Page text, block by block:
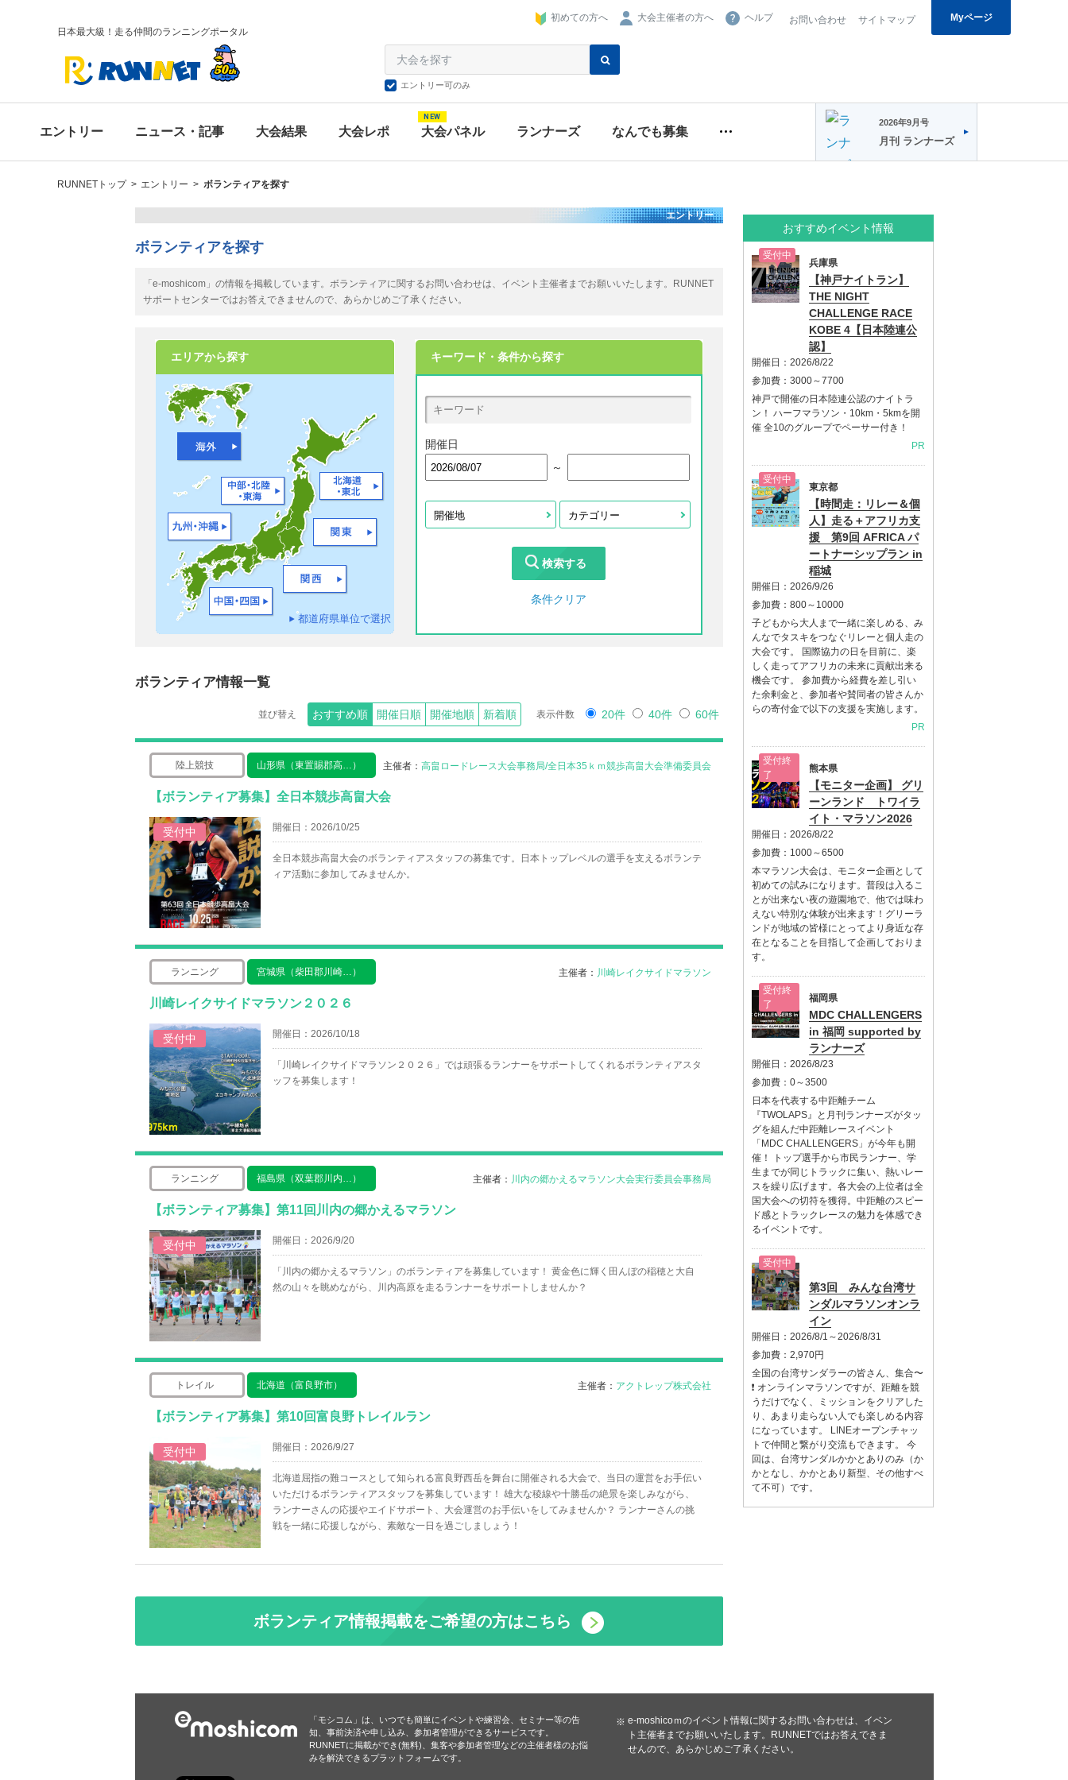
日本最大級！走る仲間のランニングポータル
初めての方へ 大会主催者の方へ ヘルプ お問い合わせ サイトマップ Myページ
エントリー可のみ
エントリー ニュース・記事 大会結果 大会レポ
NEW
大会パネル ランナーズ なんでも募集
2026年9月号
月刊 ランナーズ
RUNNETトップ > エントリー > ボランティアを探す
エントリー
ボランティアを探す
「e-moshicom」の情報を掲載しています。ボランティアに関するお問い合わせは、イベント主催者までお願いいたします。RUNNET
サポートセンターではお答えできませんので、あらかじめご了承ください。
エリアから探す
都道府県単位で選択
キーワード・条件から探す
開催日
～
開催地 カテゴリー
検索する
条件クリア
ボランティア情報一覧
並び替え おすすめ順 開催日順 開催地順 新着順 表示件数 20件 40件 60件
陸上競技 山形県（東置賜郡高…） 主催者： 高畠ロードレース大会事務局/全日本35ｋｍ競歩高畠大会準備委員会
【ボランティア募集】全日本競歩高畠大会
受付中 開催日：2026/10/25
全日本競歩高畠大会のボランティアスタッフの募集です。日本トップレベルの選手を支えるボランテ
ィア活動に参加してみませんか。
ランニング 宮城県（柴田郡川崎…） 主催者： 川崎レイクサイドマラソン
川崎レイクサイドマラソン２０２６
受付中 開催日：2026/10/18
「川崎レイクサイドマラソン２０２６」では頑張るランナーをサポートしてくれるボランティアスタ
ッフを募集します！
ランニング 福島県（双葉郡川内…） 主催者： 川内の郷かえるマラソン大会実行委員会事務局
【ボランティア募集】第11回川内の郷かえるマラソン
受付中 開催日：2026/9/20
「川内の郷かえるマラソン」のボランティアを募集しています！ 黄金色に輝く田んぼの稲穂と大自
然の山々を眺めながら、川内高原を走るランナーをサポートしませんか？
トレイル 北海道（富良野市） 主催者： アクトレップ株式会社
【ボランティア募集】第10回富良野トレイルラン
受付中 開催日：2026/9/27
北海道屈指の難コースとして知られる富良野西岳を舞台に開催される大会で、当日の運営をお手伝い
いただけるボランティアスタッフを募集しています！ 雄大な稜線や十勝岳の絶景を楽しみながら、
ランナーさんの応援やエイドサポート、大会運営のお手伝いをしてみませんか？ ランナーさんの挑
戦を一緒に応援しながら、素敵な一日を過ごしましょう！
ボランティア情報掲載をご希望の方はこちら
おすすめイベント情報
受付中
兵庫県
【神戸ナイトラン】
THE NIGHT
CHALLENGE RACE
KOBE 4【日本陸連公
認】
開催日： 2026/8/22
参加費： 3000～7700
神戸で開催の日本陸連公認のナイトラ
ン！ ハーフマラソン・10km・5kmを開
催 全10のグループでペーサー付き！
PR
受付中
東京都
【時間走：リレー＆個
人】走る＋アフリカ支
援 第9回 AFRICA パ
ートナーシップラン in
稲城
開催日： 2026/9/26
参加費： 800～10000
子どもから大人まで一緒に楽しめる、み
んなでタスキをつなぐリレーと個人走の
大会です。 国際協力の日を目前に、楽
しく走ってアフリカの未来に貢献出来る
機会です。 参加費から経費を差し引い
た余剰金と、参加者や賛同者の皆さんか
らの寄付金で以下の支援を実施します。
PR
受付終
了
熊本県
【モニター企画】 グリ
ーンランド トワイラ
イト・マラソン2026
開催日： 2026/8/22
参加費： 1000～6500
本マラソン大会は、モニター企画として
初めての試みになります。普段は入るこ
とが出来ない夜の遊園地で、他では味わ
えない特別な体験が出来ます！グリーラ
ンドが地域の皆様にとってより身近な存
在となることを目指して企画しておりま
す。
受付終
了
福岡県
MDC CHALLENGERS
in 福岡 supported by
ランナーズ
開催日： 2026/8/23
参加費： 0～3500
日本を代表する中距離チーム
『TWOLAPS』と月刊ランナーズがタッ
グを組んだ中距離レースイベント
「MDC CHALLENGERS」が今年も開
催！ トップ選手から市民ランナー、学
生までが同じトラックに集い、熱いレー
スを繰り広げます。各大会の上位者は全
国大会への切符を獲得。中距離のスピー
ド感とトラックレースの魅力を体感でき
るイベントです。
受付中
第3回 みんな台湾サ
ンダルマラソンオンラ
イン
開催日： 2026/8/1～2026/8/31
参加費： 2,970円
全国の台湾サンダラーの皆さん、集合〜
❗️ オンラインマラソンですが、距離を競
うだけでなく、ミッションをクリアした
り、あまり走らない人でも楽しめる内容
になっています。 LINEオープンチャッ
トで仲間と繋がり交流もできます。 今
回は、台湾サンダルかかとありのみ（か
かとなし、かかとあり新型、その他すべ
て不可）です。
「モシコム」は、いつでも簡単にイベントや練習会、セミナー等の告
知、事前決済や申し込み、参加者管理ができるサービスです。
RUNNETに掲載ができ(無料)、集客や参加者管理などの主催者様のお悩
みを解決できるプラットフォームです。
e-moshicoｍのイベント情報に関するお問い合わせは、イベン
ト主催者までお願いいたします。RUNNETではお答えできま
せんので、あらかじめご了承ください。